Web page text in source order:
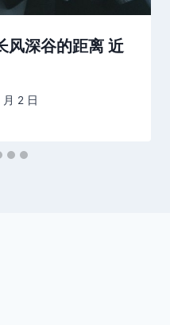
风深谷的距离 近
月 2 日